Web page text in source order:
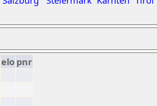
elo pnr